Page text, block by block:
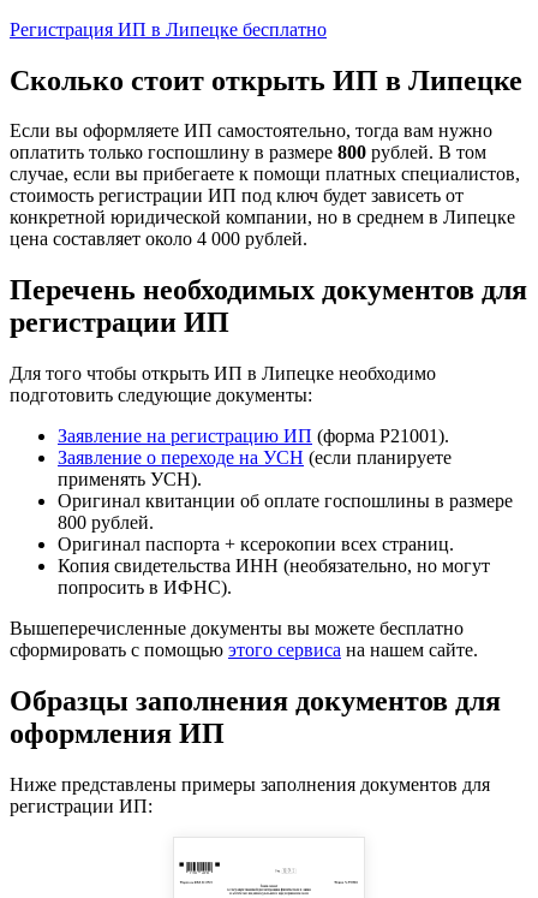
Регистрация ИП в Липецке бесплатно
Сколько стоит открыть ИП в Липецке
Если вы оформляете ИП самостоятельно, тогда вам нужно
оплатить только госпошлину в размере 800 рублей. В том
случае, если вы прибегаете к помощи платных специалистов,
стоимость регистрации ИП под ключ будет зависеть от
конкретной юридической компании, но в среднем в Липецке
цена составляет около 4 000 рублей.
Перечень необходимых документов для
регистрации ИП
Для того чтобы открыть ИП в Липецке необходимо
подготовить следующие документы:
Заявление на регистрацию ИП (форма Р21001).
Заявление о переходе на УСН (если планируете
применять УСН).
Оригинал квитанции об оплате госпошлины в размере
800 рублей.
Оригинал паспорта + ксерокопии всех страниц.
Копия свидетельства ИНН (необязательно, но могут
попросить в ИФНС).
Вышеперечисленные документы вы можете бесплатно
сформировать с помощью этого сервиса на нашем сайте.
Образцы заполнения документов для
оформления ИП
Ниже представлены примеры заполнения документов для
регистрации ИП: